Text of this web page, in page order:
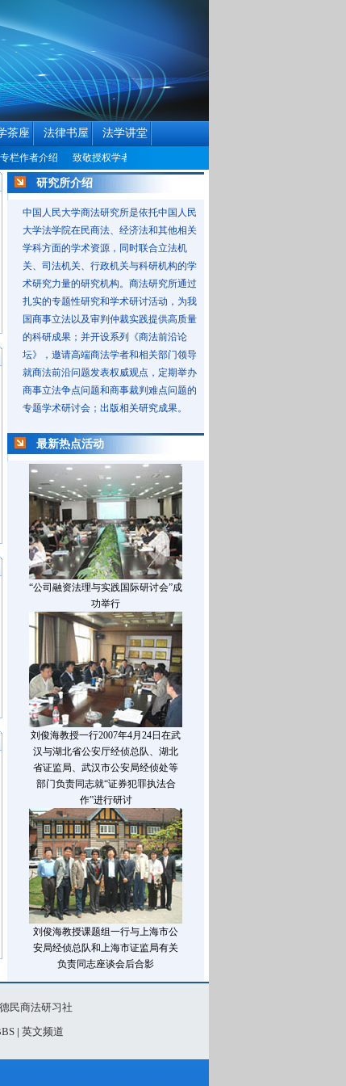
茶座 法律书屋 法学讲堂
作者介绍 致敬授权学者
研究所介绍
中国人民大学商法研究所是依托中国人民
大学法学院在民商法、经济法和其他相关
学科方面的学术资源，同时联合立法机
关、司法机关、行政机关与科研机构的学
术研究力量的研究机构。商法研究所通过
扎实的专题性研究和学术研讨活动，为我
国商事立法以及审判仲裁实践提供高质量
的科研成果；并开设系列《商法前沿论
坛》，邀请高端商法学者和相关部门领导
就商法前沿问题发表权威观点，定期举办
商事立法争点问题和商事裁判难点问题的
专题学术研讨会；出版相关研究成果。
最新热点活动
“公司融资法理与实践国际研讨会”成
功举行
刘俊海教授一行2007年4月24日在武
汉与湖北省公安厅经侦总队、湖北
省证监局、武汉市公安局经侦处等
部门负责同志就“证券犯罪执法合
作”进行研讨
刘俊海教授课题组一行与上海市公
安局经侦总队和上海市证监局有关
负责同志座谈会后合影
民商法研习社
| 英文频道